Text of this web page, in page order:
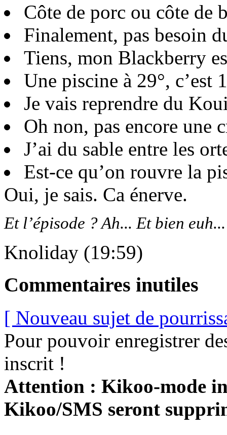
Côte de porc ou côte de
Finalement, pas besoin
Tiens, mon Blackberry
Une piscine à 29°, c’est
Je vais reprendre du
Oh non, pas encore une
J’ai du sable entre les
Est-ce qu’on rouvre la
Oui, je sais. Ca énerve.
Et l’épisode ? Ah... Et bien
Knoliday (19:59)
Commentaires inutiles
[ Nouveau sujet de
Pour pouvoir enregistrer
inscrit !
Attention : Kikoo-mode
Kikoo/SMS seront